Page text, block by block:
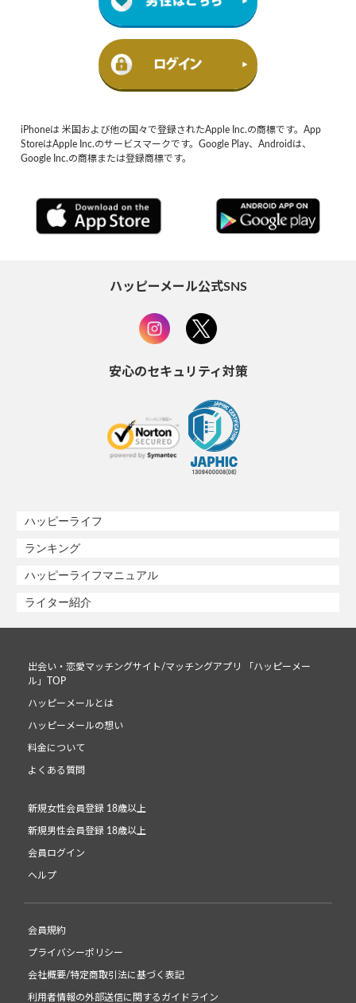
iPhoneは 米国および他の国々で登録されたApple Inc.の商標です。App
StoreはApple Inc.のサービスマークです。Google Play、Androidは、
Google Inc.の商標または登録商標です。
ハッピーメール公式SNS
安心のセキュリティ対策
ハッピーライフ
ランキング
ハッピーライフマニュアル
ライター紹介
出会い・恋愛マッチングサイト/マッチングアプリ 「ハッピーメー
ル」TOP
ハッピーメールとは
ハッピーメールの想い
料金について
よくある質問
新規女性会員登録 18歳以上
新規男性会員登録 18歳以上
会員ログイン
ヘルプ
会員規約
プライバシーポリシー
会社概要/特定商取引法に基づく表記
利用者情報の外部送信に関するガイドライン